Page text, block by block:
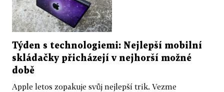
Týden s technologiemi: Nejlepší mobilní
skládačky přicházejí v nejhorší možné
době
Apple letos zopakuje svůj nejlepší trik. Vezme